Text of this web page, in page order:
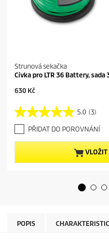
Strunová sekačka
Cívka pro LTR 36 Battery, sada
C
e
n
t
p
630 Kč
5.0 (3)
5
.
0
z
h
e
PŘIDAT DO POROVNÁNÍ
VLOŽIT
POPIS